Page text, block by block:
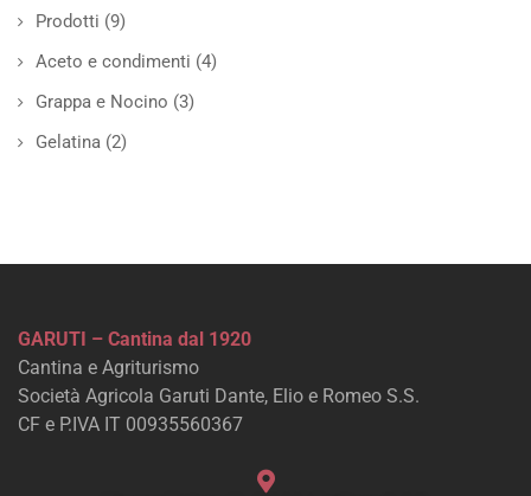
Prodotti (9)
Aceto e condimenti (4)
Grappa e Nocino (3)
Gelatina (2)
GARUTI – Cantina dal 1920
Cantina e Agriturismo
Società Agricola Garuti Dante, Elio e Romeo S.S.
CF e P.IVA IT 00935560367